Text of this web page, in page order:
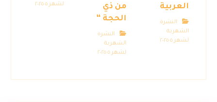
العربية
النشرة
الشهرية
لشهر ٥ ٢٠٢٥
من ذي
الحجة “
النشرة
الشهرية
لشهر ٥ ٢٠٢٥
لشهر ٥ ٢٠٢٥